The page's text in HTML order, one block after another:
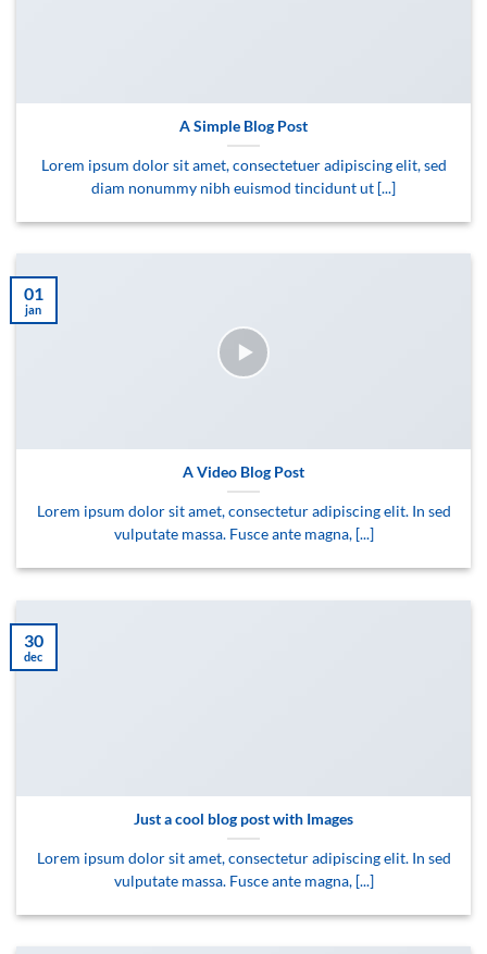
A Simple Blog Post
Lorem ipsum dolor sit amet, consectetuer adipiscing elit, sed
diam nonummy nibh euismod tincidunt ut [...]
A Video Blog Post
Lorem ipsum dolor sit amet, consectetur adipiscing elit. In sed
vulputate massa. Fusce ante magna, [...]
01
jan
Just a cool blog post with Images
Lorem ipsum dolor sit amet, consectetur adipiscing elit. In sed
vulputate massa. Fusce ante magna, [...]
30
dec